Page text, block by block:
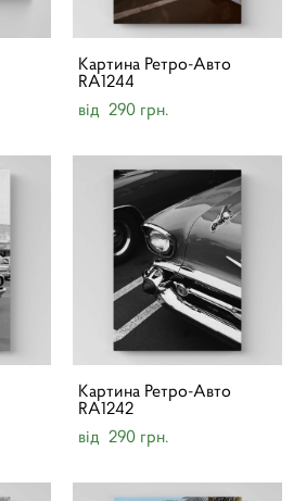
Картина Ретро-Авто
RA1244
від 290 грн.
Картина Ретро-Авто
RA1242
від 290 грн.